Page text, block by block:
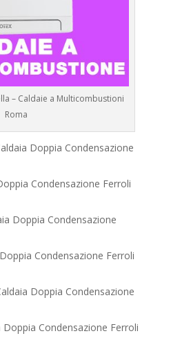
– Caldaie a Multicombustioni
Roma
Doppia Condensazione
Condensazione Ferroli
Doppia Condensazione
Condensazione Ferroli
Doppia Condensazione
Doppia Condensazione Ferroli